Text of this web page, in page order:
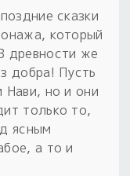
сказки
который
древности же
добра! Пусть
Нави, но и они
только то,
ясным
а то и